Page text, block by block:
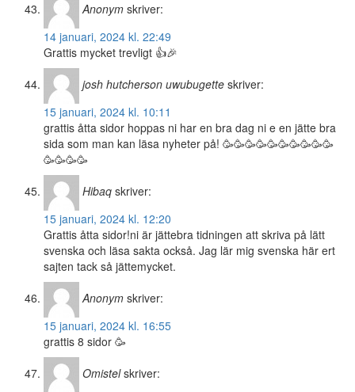
Anonym skriver:
14 januari, 2024 kl. 22:49
Grattis mycket trevligt 👍🎉
josh hutcherson uwubugette skriver:
15 januari, 2024 kl. 10:11
grattis åtta sidor hoppas ni har en bra dag ni e en jätte bra
sida som man kan läsa nyheter på! 🥳🥳🥳🥳🥳🥳🥳🥳🥳🥳
🥳🥳🥳🥳
Hibaq skriver:
15 januari, 2024 kl. 12:20
Grattis åtta sidor!ni är jättebra tidningen att skriva på lätt
svenska och läsa sakta också. Jag lär mig svenska här ert
sajten tack så jättemycket.
Anonym skriver:
15 januari, 2024 kl. 16:55
grattis 8 sidor 🥳
Omistel skriver: